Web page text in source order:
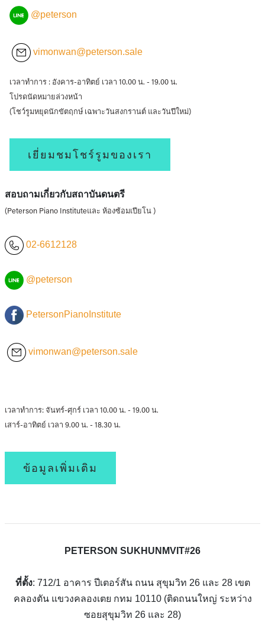
@peterson
vimonwan@peterson.sale
เวลาทำการ : อังคาร-อาทิตย์ เวลา 10.00 น. - 19.00 น.
โปรดนัดหมายล่วงหน้า
(โชว์รูมหยุดนักขัตฤกษ์ เฉพาะวันสงกรานต์ และวันปีใหม่)
เยี่ยมชมโชร์รูมของเรา
สอบถามเกี่ยวกับสถาบันดนตรี
(Peterson Piano Instituteและ ห้องซ้อมเปียโน )
02-6612128
@peterson
PetersonPianoInstitute
vimonwan@peterson.sale
เวลาทำการ: จันทร์-ศุกร์ เวลา 10.00 น. - 19.00 น.
เสาร์-อาทิตย์ เวลา 9.00 น. - 18.30 น.
ข้อมูลเพิ่มเติม
PETERSON SUKHUNMVIT#26
ที่ตั้ง: 712/1 อาคาร ปีเตอร์สัน ถนน สุขุมวิท 26 และ 28 เขต
คลองตัน แขวงคลองเตย กทม 10110 (ติดถนนใหญ่ ระหว่าง
ซอยสุขุมวิท 26 และ 28)